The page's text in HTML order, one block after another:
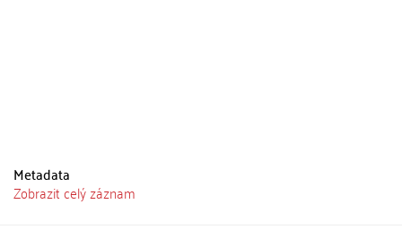
Metadata
Zobrazit celý záznam